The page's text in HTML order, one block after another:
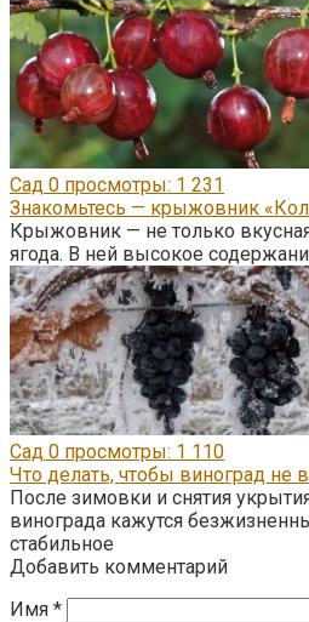
Сад 0 просмотры: 1 231
Знакомьтесь — крыжовник
Крыжовник — не только
ягода. В ней высокое
Сад 0 просмотры: 1 110
Что делать, чтобы виноград не
После зимовки и снятия
винограда кажутся
стабильное
Добавить комментарий
Имя *